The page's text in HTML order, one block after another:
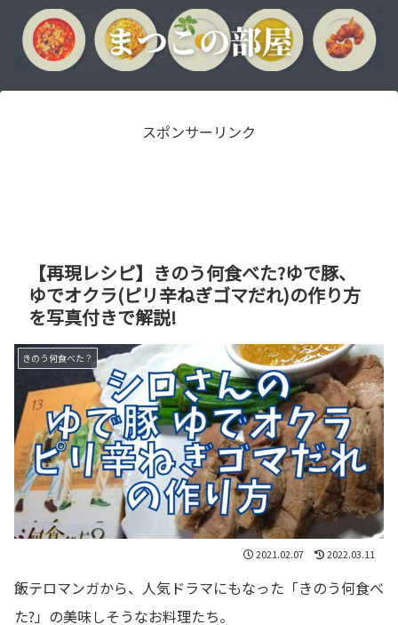
スポンサーリンク
【再現レシピ】きのう何食べた?ゆで豚、
ゆでオクラ(ピリ辛ねぎゴマだれ)の作り方
を写真付きで解説!
きのう何食べた？
2021.02.07 2022.03.11
飯テロマンガから、人気ドラマにもなった「きのう何食べ
た?」の美味しそうなお料理たち。